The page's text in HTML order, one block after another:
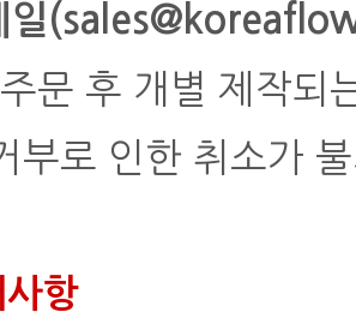
일
문 후 개별 제작되
부로 인한 취소가
항